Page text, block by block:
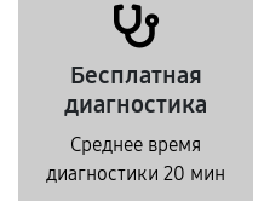
Бесплатная
диагностика
Среднее время
диагностики 20 мин